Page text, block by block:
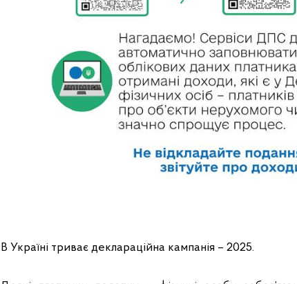
В Україні триває деклараційна кампанія – 2025.